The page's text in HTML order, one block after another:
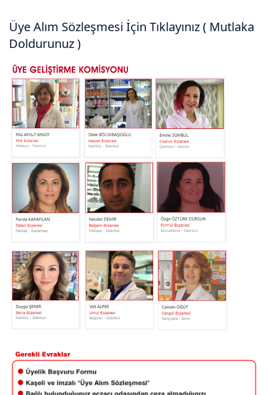
Üye Alım Sözleşmesi İçin Tıklayınız ( Mutlaka
Doldurunuz )